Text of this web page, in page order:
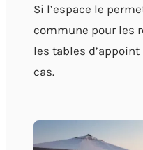
Si l’espace le
commune pour les
les tables
cas.